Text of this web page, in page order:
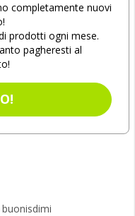
completamente nuovi
prodotti ogni mese.
pagheresti al